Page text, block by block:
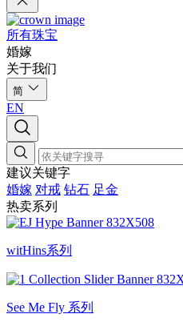
所有珠宝
婚嫁
关于我们
简
EN
建议关键字
婚嫁 对戒 钻石 足金
热卖系列
witHins系列
See Me Fly 系列